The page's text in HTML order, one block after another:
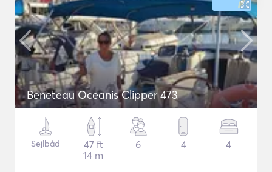
Beneteau Oceanis Clipper 473
Sejlbåd
47 ft
14 m
6 4 4